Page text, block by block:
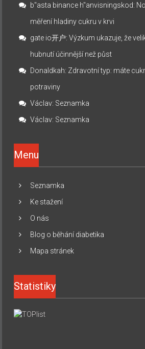
b"asta binance h"anvisningskod:
měření hladiny cukru v krvi
gate io开户:Výzkum ukazuje, že
hubnutí účinnější než půst
Donaldkah: Zdravotní typ: máte
potraviny
Václav: Seznamka
Václav: Seznamka
Menu
Seznamka
Ke stažení
O nás
Blog o běhání diabetika
Mapa stránek
Statistiky